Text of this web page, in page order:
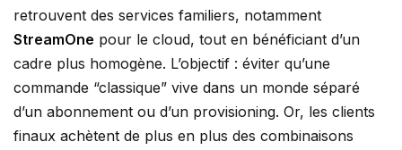
retrouvent des services familiers, notamment
StreamOne pour le cloud, tout en bénéficiant d’un
cadre plus homogène. L’objectif : éviter qu’une
commande “classique” vive dans un monde séparé
d’un abonnement ou d’un provisioning. Or, les clients
finaux achètent de plus en plus des combinaisons